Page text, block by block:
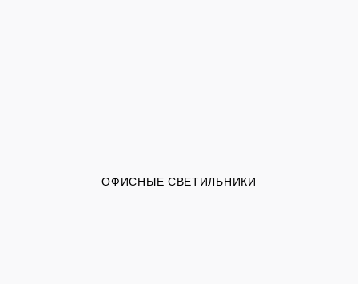
ОФИСНЫЕ СВЕТИЛЬНИКИ